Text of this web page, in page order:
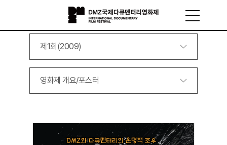
제1회(2009)
영화제 개요/포스터